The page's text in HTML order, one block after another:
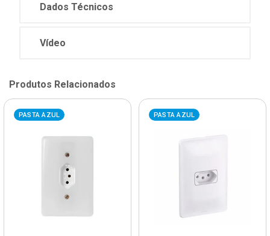
Dados Técnicos
Vídeo
Produtos Relacionados
PASTA AZUL PASTA AZUL